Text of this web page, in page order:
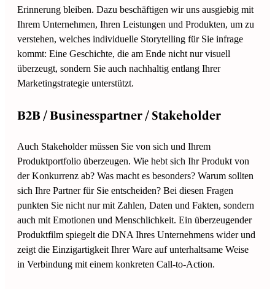
Erinnerung bleiben. Dazu beschäftigen wir uns ausgiebig mit
Ihrem Unternehmen, Ihren Leistungen und Produkten, um zu
verstehen, welches individuelle Storytelling für Sie infrage
kommt: Eine Geschichte, die am Ende nicht nur visuell
überzeugt, sondern Sie auch nachhaltig entlang Ihrer
Marketingstrategie unterstützt.
B2B / Businesspartner / Stakeholder
Auch Stakeholder müssen Sie von sich und Ihrem
Produktportfolio überzeugen. Wie hebt sich Ihr Produkt von
der Konkurrenz ab? Was macht es besonders? Warum sollten
sich Ihre Partner für Sie entscheiden? Bei diesen Fragen
punkten Sie nicht nur mit Zahlen, Daten und Fakten, sondern
auch mit Emotionen und Menschlichkeit. Ein überzeugender
Produktfilm spiegelt die DNA Ihres Unternehmens wider und
zeigt die Einzigartigkeit Ihrer Ware auf unterhaltsame Weise
in Verbindung mit einem konkreten Call-to-Action.